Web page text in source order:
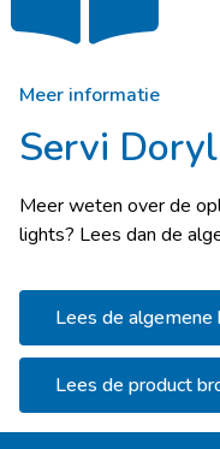
Meer informatie
Servi
Meer weten over de
lights? Lees dan de
Lees de algemene
Lees de product